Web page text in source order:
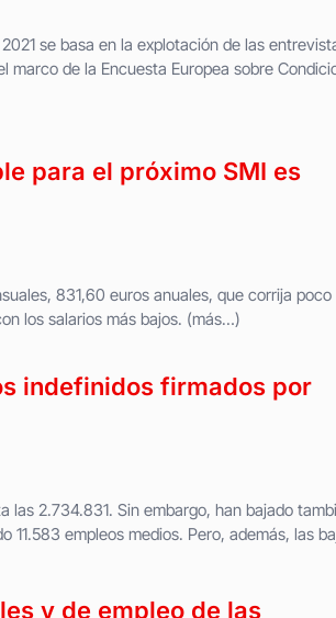
se basa en la explotación de las
de la Encuesta Europea sobre
para el próximo SMI es
831,60 euros anuales, que corrija poco
los salarios más bajos. (más…)
indefinidos firmados por
las 2.734.831. Sin embargo, han bajado
11.583 empleos medios. Pero, además, las
y de empleo de las